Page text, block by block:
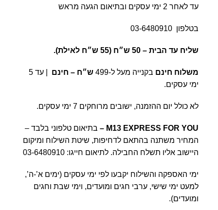
עד לאחר 2 ימי עסקים ובתיאום הגעה מראש
בטלפון 03-6480910
שליח עד הבית –
משלוח חינם בקנייה מעל ל-499 ש״ח – חינם
| עד 5
ימי עסקים.
לא כולל יום ההזמנה, ישובים מרוחקים 7 ימי עסקים.
M13 EXPRESS FOR YOU
– בתיאום טלפוני בלבד –
המחיר משתנה בהתאם לדחיפות, שיטת השילוח ומיקום
היישוב אליו תשלח החבילה. לתיאום חייגו: 03-6480910
ימי האספקה והשילוח יקבעו לפי ימי עסקים (ימים א’-ה’,
למעט ימי שישי, ערבי חגים ומועדים, וימי שבת וחגים
ומועדים).